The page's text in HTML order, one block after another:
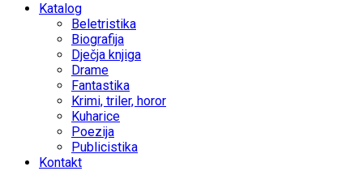
Katalog
Beletristika
Biografija
Dječja knjiga
Drame
Fantastika
Krimi, triler, horor
Kuharice
Poezija
Publicistika
Kontakt